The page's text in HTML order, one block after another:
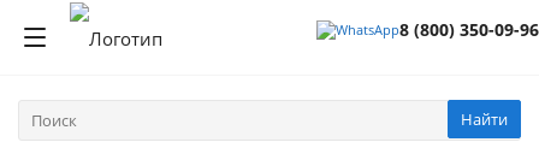
8 (800) 350-09-96
Найти